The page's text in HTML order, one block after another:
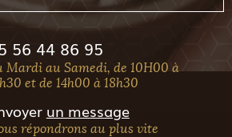
56 44 86 95
Mardi au Samedi, de 10H00 à
et de 14h00 à 18h30
un message
répondrons au plus vite